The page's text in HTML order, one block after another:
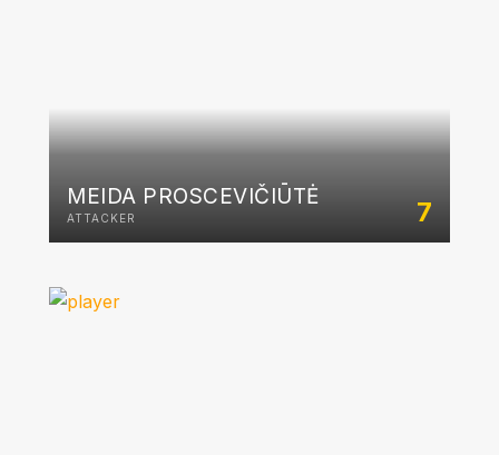
MEIDA PROSCEVIČIŪTĖ
ATTACKER 7